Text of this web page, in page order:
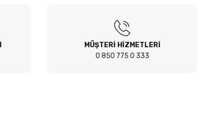
MÜŞTERİ HİZMETLERİ
0 850 775 0 333